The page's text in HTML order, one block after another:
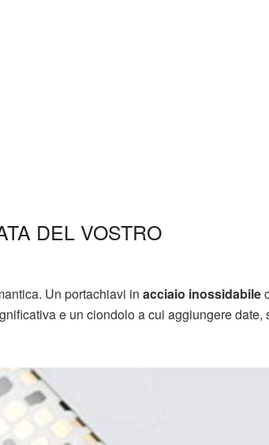
DEL VOSTRO
Un portachiavi in acciaio inossidabile
e un ciondolo a cui aggiungere date,